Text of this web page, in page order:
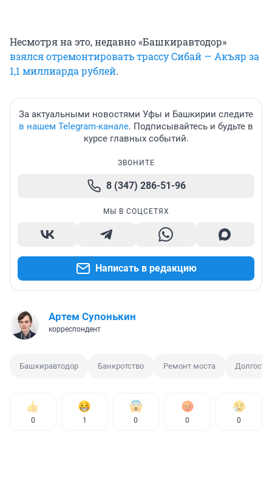
Несмотря на это, недавно «Башкиравтодор»
взялся отремонтировать трассу Сибай — Акъяр за
1,1 миллиарда рублей.
За актуальными новостями Уфы и Башкирии следите
в нашем Telegram-канале. Подписывайтесь и будьте в
курсе главных событий.
ЗВОНИТЕ
8 (347) 286-51-96
МЫ В СОЦСЕТЯХ
Написать в редакцию
Артем Супонькин
корреспондент
Башкиравтодор Банкротство Ремонт моста
0 1 0 0 0